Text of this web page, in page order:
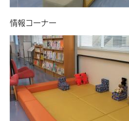
情報コーナー